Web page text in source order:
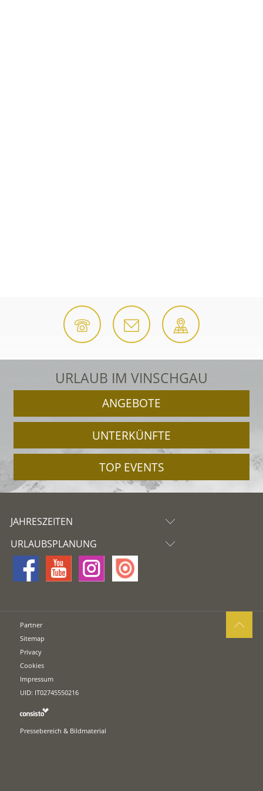
URLAUB IM VINSCHGAU
ANGEBOTE
UNTERKÜNFTE
TOP EVENTS
JAHRESZEITEN
URLAUBSPLANUNG
Partner
Sitemap
Privacy
Cookies
Impressum
UID: IT02745550216
Pressebereich & Bildmaterial